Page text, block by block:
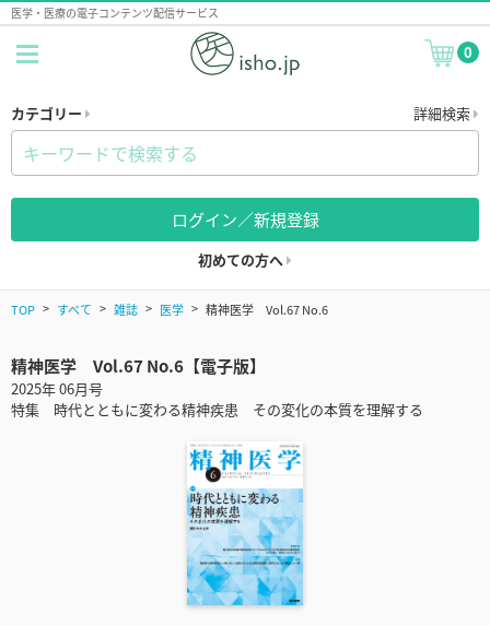
医学・医療の電子コンテンツ配信サービス
0
カテゴリー 詳細検索
ログイン／新規登録
初めての方へ
TOP すべて 雑誌 医学 精神医学 Vol.67 No.6
精神医学 Vol.67 No.6【電子版】
2025年 06月号
特集 時代とともに変わる精神疾患 その変化の本質を理解する